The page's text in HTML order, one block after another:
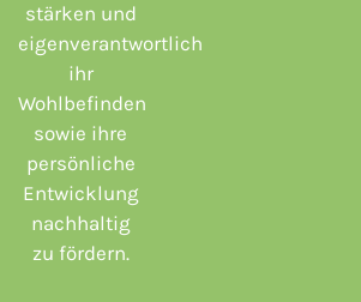
stärken und
eigenverantwortlich
ihr
Wohlbefinden
sowie ihre
persönliche
Entwicklung
nachhaltig
zu fördern.